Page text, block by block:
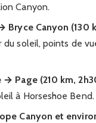
Canyon.
Bryce Canyon (130
du soleil, points de
→ Page (210 km,
à Horseshoe Bend.
Canyon et